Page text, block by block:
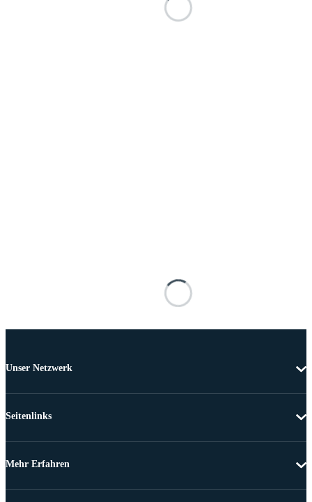
Unser Netzwerk
Seitenlinks
Mehr Erfahren